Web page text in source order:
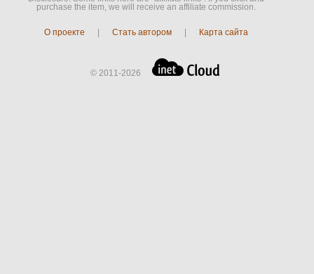
purchase the item, we will receive an affiliate commission.
О проекте Стать автором Карта сайта
© 2011-2026